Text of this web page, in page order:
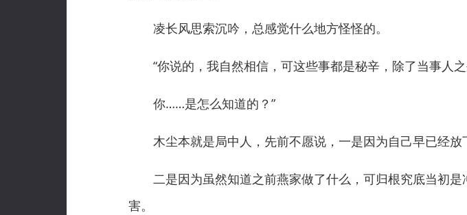
凌长风思索沉吟，总感觉什么地方怪怪的。
“你说的，我自然相信，可这些事都是秘辛，除了当事人
你……是怎么知道的？”
木尘本就是局中人，先前不愿说，一是因为自己早已经放
二是因为虽然知道之前燕家做了什么，可归根究底当初是
害。